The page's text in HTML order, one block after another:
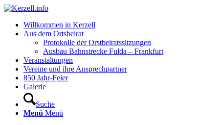
Willkommen in Kerzell
Aus dem Ortsbeirat
Protokolle der Orstbeiratssitzungen
Ausbau Bahnstrecke Fulda – Frankfurt
Veranstaltungen
Vereine und ihre Ansprechpartner
850 Jahr-Feier
Galerie
Suche
Menü Menü